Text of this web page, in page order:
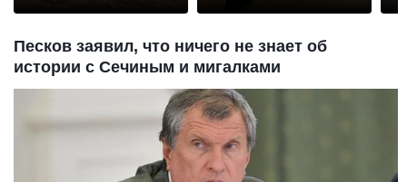
Песков заявил, что ничего не знает об
истории с Сечиным и мигалками